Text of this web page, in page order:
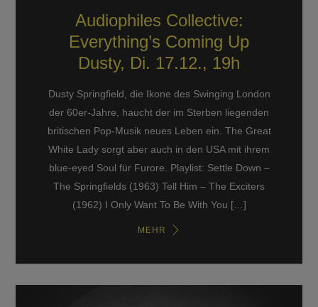
Audiophiles Collective:
Everything’s Coming Up
Dusty, Di. 17.12., 19h
Dusty Springfield, die Ikone des Swinging London
der 60er-Jahre, haucht der im Sterben liegenden
britischen Pop-Musik neues Leben ein. The Great
White Lady sorgt aber auch in den USA mit ihrem
blue-eyed Soul für Furore. Playlist: Settle Down –
The Springfields (1963) Tell Him – The Exciters
(1962) I Only Want To Be With You […]
MEHR